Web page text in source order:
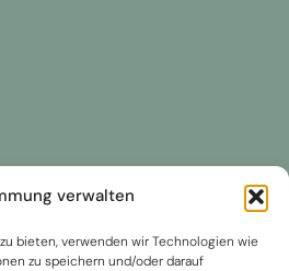
verwalten
bieten, verwenden wir Technologien wie
zu speichern und/oder darauf